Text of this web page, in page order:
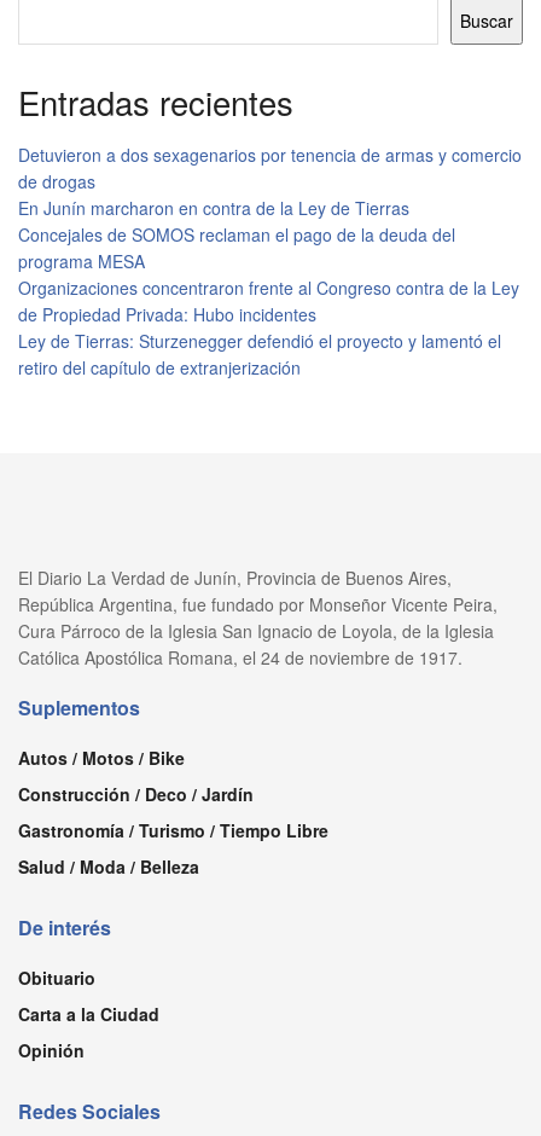
Buscar
Entradas recientes
Detuvieron a dos sexagenarios por tenencia de armas y comercio
de drogas
En Junín marcharon en contra de la Ley de Tierras
Concejales de SOMOS reclaman el pago de la deuda del
programa MESA
Organizaciones concentraron frente al Congreso contra de la Ley
de Propiedad Privada: Hubo incidentes
Ley de Tierras: Sturzenegger defendió el proyecto y lamentó el
retiro del capítulo de extranjerización
El Diario La Verdad de Junín, Provincia de Buenos Aires,
República Argentina, fue fundado por Monseñor Vicente Peira,
Cura Párroco de la Iglesia San Ignacio de Loyola, de la Iglesia
Católica Apostólica Romana, el 24 de noviembre de 1917.
Suplementos
Autos / Motos / Bike
Construcción / Deco / Jardín
Gastronomía / Turismo / Tiempo Libre
Salud / Moda / Belleza
De interés
Obituario
Carta a la Ciudad
Opinión
Redes Sociales